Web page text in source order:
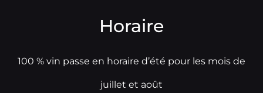
Horaire
100 % vin passe en horaire d’été pour les mois de
juillet et août